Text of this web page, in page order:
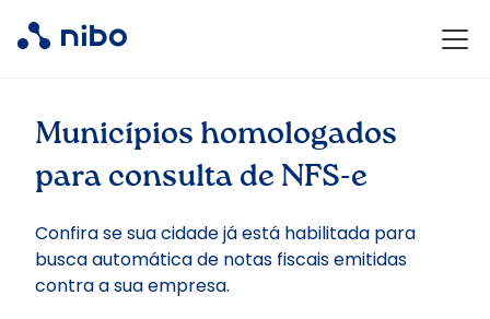
Municípios homologados
para consulta de NFS-e
Confira se sua cidade já está habilitada para
busca automática de notas fiscais emitidas
contra a sua empresa.